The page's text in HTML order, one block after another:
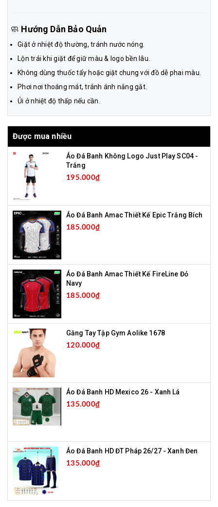
🧼 Hướng Dẫn Bảo Quản
Giặt ở nhiệt độ thường, tránh nước nóng.
Lộn trái khi giặt để giữ màu & logo bền lâu.
Không dùng thuốc tẩy hoặc giặt chung với đồ dễ phai màu.
Phơi nơi thoáng mát, tránh ánh nắng gắt.
Ủi ở nhiệt độ thấp nếu cần.
Được mua nhiều
Áo Đá Banh Không Logo Just Play SC04 -
Trắng
195.000₫
Áo Đá Banh Amac Thiết Kế Epic Trắng Bích
185.000₫
Áo Đá Banh Amac Thiết Kế FireLine Đỏ
Navy
185.000₫
Găng Tay Tập Gym Aolike 1678
120.000₫
Áo Đá Banh HD Mexico 26 - Xanh Lá
135.000₫
Áo Đá Banh HD ĐT Pháp 26/27 - Xanh Đen
135.000₫